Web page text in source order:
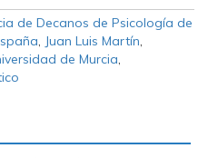
de Decanos de Psicología de
, Juan Luis Martín,
de Murcia,